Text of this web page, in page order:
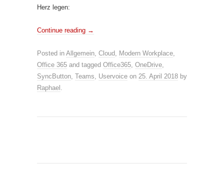
Herz legen:
Continue reading →
Posted in Allgemein, Cloud, Modern Workplace,
Office 365 and tagged Office365, OneDrive,
SyncButton, Teams, Uservoice on 25. April 2018 by
Raphael .